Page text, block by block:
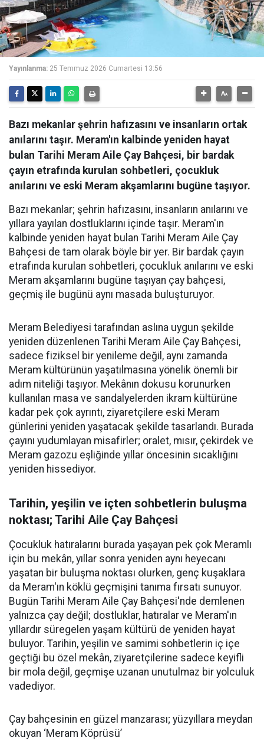
Yayınlanma: 25 Temmuz 2026 Cumartesi 13:56
Bazı mekanlar şehrin hafızasını ve insanların ortak
anılarını taşır. Meram'ın kalbinde yeniden hayat
bulan Tarihi Meram Aile Çay Bahçesi, bir bardak
çayın etrafında kurulan sohbetleri, çocukluk
anılarını ve eski Meram akşamlarını bugüne taşıyor.
Bazı mekanlar; şehrin hafızasını, insanların anılarını ve
yıllara yayılan dostluklarını içinde taşır. Meram'ın
kalbinde yeniden hayat bulan Tarihi Meram Aile Çay
Bahçesi de tam olarak böyle bir yer. Bir bardak çayın
etrafında kurulan sohbetleri, çocukluk anılarını ve eski
Meram akşamlarını bugüne taşıyan çay bahçesi,
geçmiş ile bugünü aynı masada buluşturuyor.
Meram Belediyesi tarafından aslına uygun şekilde
yeniden düzenlenen Tarihi Meram Aile Çay Bahçesi,
sadece fiziksel bir yenileme değil, aynı zamanda
Meram kültürünün yaşatılmasına yönelik önemli bir
adım niteliği taşıyor. Mekânın dokusu korunurken
kullanılan masa ve sandalyelerden ikram kültürüne
kadar pek çok ayrıntı, ziyaretçilere eski Meram
günlerini yeniden yaşatacak şekilde tasarlandı. Burada
çayını yudumlayan misafirler; oralet, mısır, çekirdek ve
Meram gazozu eşliğinde yıllar öncesinin sıcaklığını
yeniden hissediyor.
Tarihin, yeşilin ve içten sohbetlerin buluşma
noktası; Tarihi Aile Çay Bahçesi
Çocukluk hatıralarını burada yaşayan pek çok Meramlı
için bu mekân, yıllar sonra yeniden aynı heyecanı
yaşatan bir buluşma noktası olurken, genç kuşaklara
da Meram'ın köklü geçmişini tanıma fırsatı sunuyor.
Bugün Tarihi Meram Aile Çay Bahçesi'nde demlenen
yalnızca çay değil; dostluklar, hatıralar ve Meram'ın
yıllardır süregelen yaşam kültürü de yeniden hayat
buluyor. Tarihin, yeşilin ve samimi sohbetlerin iç içe
geçtiği bu özel mekân, ziyaretçilerine sadece keyifli
bir mola değil, geçmişe uzanan unutulmaz bir yolculuk
vadediyor.
Çay bahçesinin en güzel manzarası; yüzyıllara meydan
okuyan ‘Meram Köprüsü’